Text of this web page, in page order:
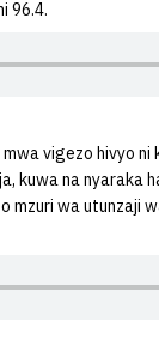
96.4.
vigezo hivyo ni
kuwa na nyaraka
mzuri wa utunzaji